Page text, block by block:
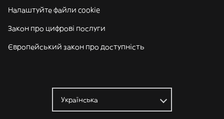
Налаштуйте файли cookie
Закон про цифрові послуги
Європейський закон про доступність